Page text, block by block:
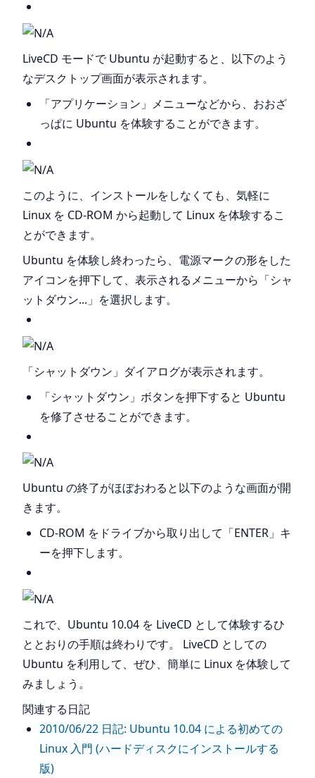
LiveCD モードで Ubuntu が起動すると、以下のよう
なデスクトップ画面が表示されます。
「アプリケーション」メニューなどから、おおざ
っぱに Ubuntu を体験することができます。
このように、インストールをしなくても、気軽に
Linux を CD-ROM から起動して Linux を体験するこ
とができます。
Ubuntu を体験し終わったら、電源マークの形をした
アイコンを押下して、表示されるメニューから「シャ
ットダウン...」を選択します。
「シャットダウン」ダイアログが表示されます。
「シャットダウン」ボタンを押下すると Ubuntu
を修了させることができます。
Ubuntu の終了がほぼおわると以下のような画面が開
きます。
CD-ROM をドライブから取り出して「ENTER」キ
ーを押下します。
これで、Ubuntu 10.04 を LiveCD として体験するひ
ととおりの手順は終わりです。 LiveCD としての
Ubuntu を利用して、ぜひ、簡単に Linux を体験して
みましょう。
関連する日記
2010/06/22 日記: Ubuntu 10.04 による初めての
Linux 入門 (ハードディスクにインストールする
版)